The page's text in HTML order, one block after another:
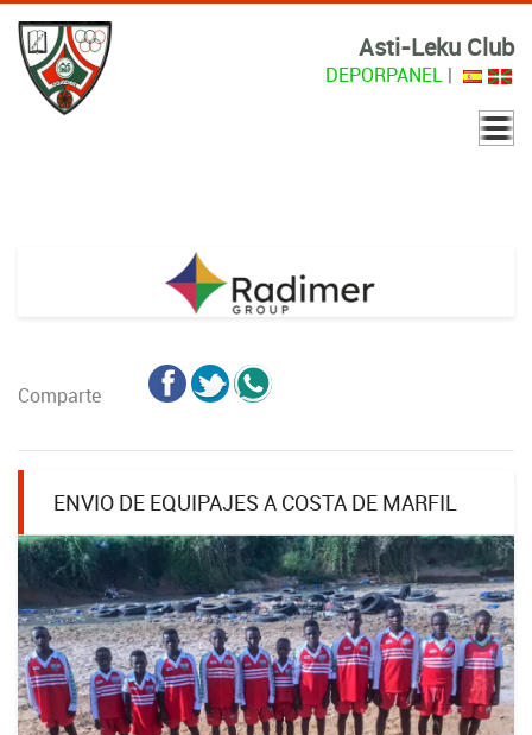
Asti-Leku Club
DEPORPANEL |
Comparte
ENVIO DE EQUIPAJES A COSTA DE MARFIL